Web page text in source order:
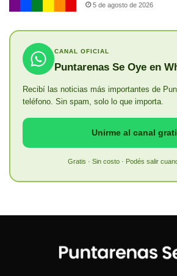
5 de agosto de 2026
CANAL OFICIAL
Puntarenas Se Oye en
Recibí las noticias más importantes de
teléfono. Sin spam, solo lo que importa.
Unirme al canal
Gratis · Sin costo · Podés salir